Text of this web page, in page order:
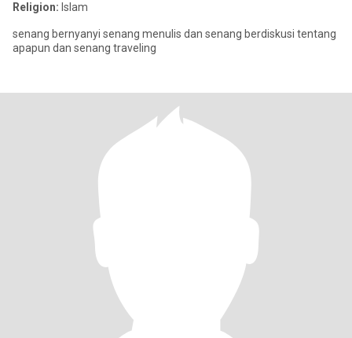
Religion: Islam
senang bernyanyi senang menulis dan senang berdiskusi tentang
apapun dan senang traveling